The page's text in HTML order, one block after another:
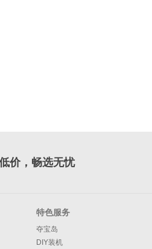
价，畅选无忧
特色服务
夺宝岛
DIY装机